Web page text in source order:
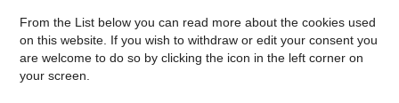
Kontakt Vej og Trafik
Send Digital Post til Vej, Trafik og Mobilitet
From the List below you can read more about the cookies used
on this website. If you wish to withdraw or edit your consent you
are welcome to do so by clicking the icon in the left corner on
your screen.